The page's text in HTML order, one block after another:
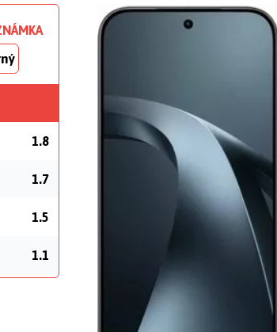
1.8
1.7
1.5
1.1